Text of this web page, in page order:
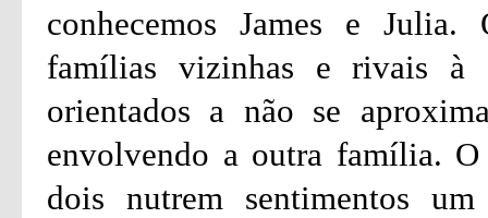
conhecemos James e
famílias vizinhas e rivais à
orientados a não se
envolvendo a outra família.
dois nutrem sentimentos